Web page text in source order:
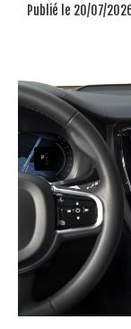
Publié le 20/07/